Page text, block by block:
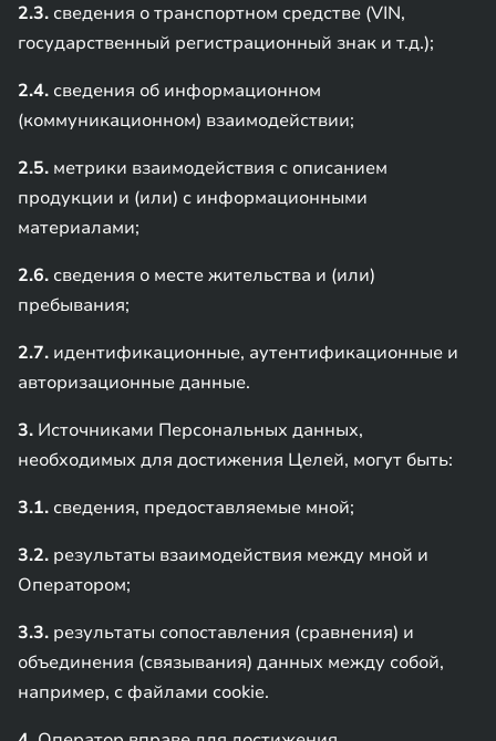
2.3. сведения о транспортном средстве (VIN,
государственный регистрационный знак и т.д.);
2.4. сведения об информационном
(коммуникационном) взаимодействии;
2.5. метрики взаимодействия с описанием
продукции и (или) с информационными
материалами;
2.6. сведения о месте жительства и (или)
пребывания;
2.7. идентификационные, аутентификационные и
авторизационные данные.
3. Источниками Персональных данных,
необходимых для достижения Целей, могут быть:
3.1. сведения, предоставляемые мной;
3.2. результаты взаимодействия между мной и
Оператором;
3.3. результаты сопоставления (сравнения) и
объединения (связывания) данных между собой,
например, с файлами cookie.